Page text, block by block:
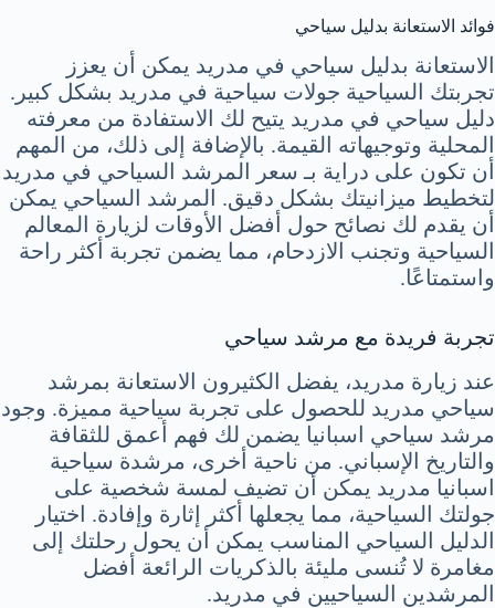
فوائد الاستعانة بدليل سياحي
الاستعانة بدليل سياحي في مدريد يمكن أن يعزز
تجربتك السياحية جولات سياحية في مدريد بشكل كبير.
دليل سياحي في مدريد يتيح لك الاستفادة من معرفته
المحلية وتوجيهاته القيمة. بالإضافة إلى ذلك، من المهم
أن تكون على دراية بـ سعر المرشد السياحي في مدريد
لتخطيط ميزانيتك بشكل دقيق. المرشد السياحي يمكن
أن يقدم لك نصائح حول أفضل الأوقات لزيارة المعالم
السياحية وتجنب الازدحام، مما يضمن تجربة أكثر راحة
واستمتاعًا.
تجربة فريدة مع مرشد سياحي
عند زيارة مدريد، يفضل الكثيرون الاستعانة بمرشد
سياحي مدريد للحصول على تجربة سياحية مميزة. وجود
مرشد سياحي اسبانيا يضمن لك فهم أعمق للثقافة
والتاريخ الإسباني. من ناحية أخرى، مرشدة سياحية
اسبانيا مدريد يمكن أن تضيف لمسة شخصية على
جولتك السياحية، مما يجعلها أكثر إثارة وإفادة. اختيار
الدليل السياحي المناسب يمكن أن يحول رحلتك إلى
مغامرة لا تُنسى مليئة بالذكريات الرائعة أفضل
المرشدين السياحيين في مدريد.